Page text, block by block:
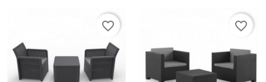
favorite_border favorite_border